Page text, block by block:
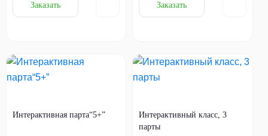
Заказать Заказать
Интерактивная парта“5+”
Интерактивный класс, 3
парты